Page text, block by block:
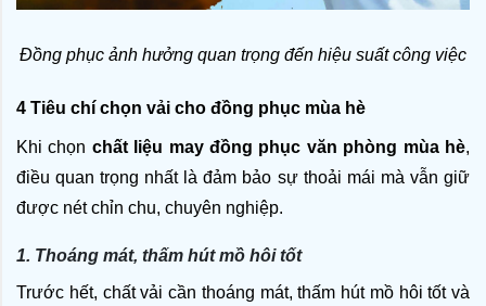
Đồng phục ảnh hưởng quan trọng đến hiệu suất công việc
4 Tiêu chí chọn vải cho đồng phục mùa hè
Khi chọn chất liệu may đồng phục văn phòng mùa hè,
điều quan trọng nhất là đảm bảo sự thoải mái mà vẫn giữ
được nét chỉn chu, chuyên nghiệp.
1. Thoáng mát, thấm hút mồ hôi tốt
Trước hết, chất vải cần thoáng mát, thấm hút mồ hôi tốt và